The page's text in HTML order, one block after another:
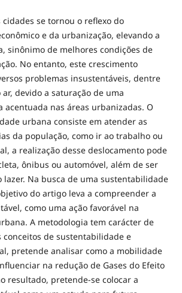
cidades se tornou o reflexo do
e da urbanização, elevando a
sinônimo de melhores condições de
No entanto, este crescimento
problemas insustentáveis, dentre
devido a saturação de uma
acentuada nas áreas urbanizadas. O
urbana consiste em atender as
da população, como ir ao trabalho ou
a realização desse deslocamento pode
ônibus ou automóvel, além de ser
lazer. Na busca de uma sustentabilidade
do artigo leva a compreender a
como uma ação favorável na
A metodologia tem carácter de
conceitos de sustentabilidade e
pretende analisar como a mobilidade
na redução de Gases do Efeito
resultado, pretende-se colocar a